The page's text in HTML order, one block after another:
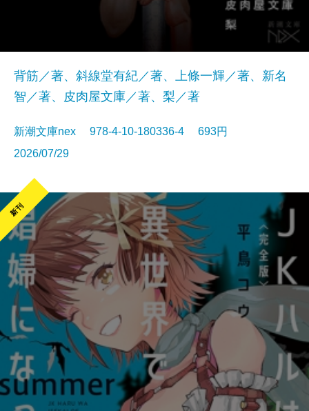
背筋／著、斜線堂有紀／著、上條一輝／著、新名
智／著、皮肉屋文庫／著、梨／著
新潮文庫nex 978-4-10-180336-4 693円
2026/07/29
新刊